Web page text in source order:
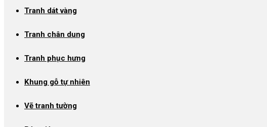
Tranh dát vàng
Tranh chân dung
Tranh phục hưng
Khung gỗ tự nhiên
Vẽ tranh tường